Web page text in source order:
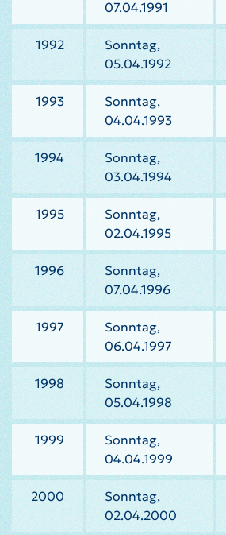
07.04.1991
1992
Sonntag,
05.04.1992
1993
Sonntag,
04.04.1993
1994
Sonntag,
03.04.1994
1995
Sonntag,
02.04.1995
1996
Sonntag,
07.04.1996
1997
Sonntag,
06.04.1997
1998
Sonntag,
05.04.1998
1999
Sonntag,
04.04.1999
2000
Sonntag,
02.04.2000